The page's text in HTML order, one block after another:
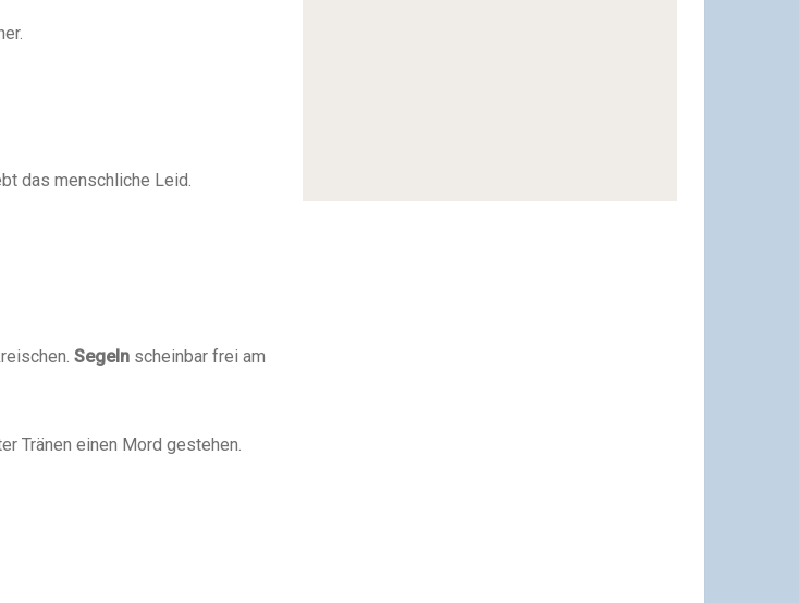
das menschliche Leid.
Segeln scheinbar frei am
Tränen einen Mord gestehen.